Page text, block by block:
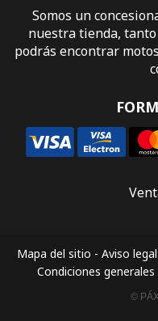
Somos un
nuestra tienda,
podrás encontrar
Mapa del sitio - Aviso legal
Condiciones
©